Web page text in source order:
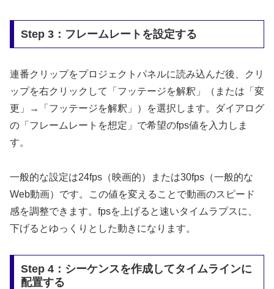
Step 3：フレームレートを設定する
連番クリップをプロジェクトパネルに読み込んだ後、クリ
ップを右クリックして「フッテージを解釈」（または「変
更」→「フッテージを解釈」）を選択します。ダイアログ
の「フレームレートを想定」で希望のfps値を入力しま
す。
一般的な設定は24fps（映画的）または30fps（一般的な
Web動画）です。この値を変えることで動画のスピード
感を調整できます。fpsを上げると速いタイムラプスに、
下げるとゆっくりとした動きになります。
Step 4：シーケンスを作成してタイムラインに
配置する